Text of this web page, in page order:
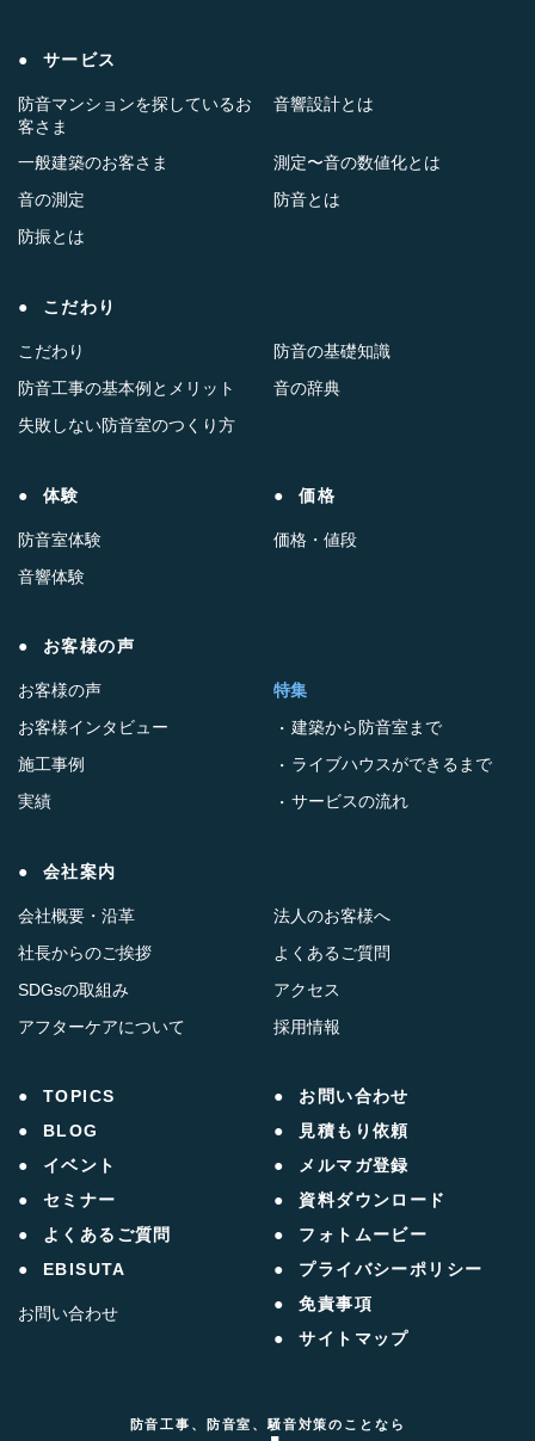
サービス
防音マンションを探しているお
客さま
一般建築のお客さま
音の測定
防音とは
防振とは
音響設計とは
測定〜音の数値化とは
こだわり
こだわり
防音工事の基本例とメリット
失敗しない防音室のつくり方
防音の基礎知識
音の辞典
体験
防音室体験
音響体験
価格
価格・値段
お客様の声
お客様の声
お客様インタビュー
施工事例
実績
特集
建築から防音室まで
ライブハウスができるまで
サービスの流れ
会社案内
会社概要・沿革
社長からのご挨拶
SDGsの取組み
アフターケアについて
法人のお客様へ
よくあるご質問
アクセス
採用情報
TOPICS
BLOG
イベント
セミナー
よくあるご質問
EBISUTA
お問い合わせ
お問い合わせ
見積もり依頼
メルマガ登録
資料ダウンロード
フォトムービー
プライバシーポリシー
免責事項
サイトマップ
防音工事、防音室、騒音対策のことなら